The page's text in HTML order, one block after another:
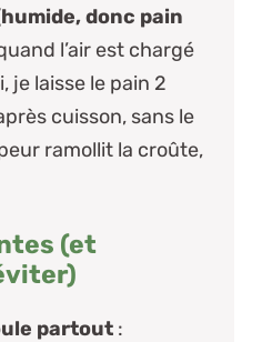
donc pain
l’air est chargé
je laisse le pain 2
cuisson, sans le
ramollit la croûte,
(et
partout :